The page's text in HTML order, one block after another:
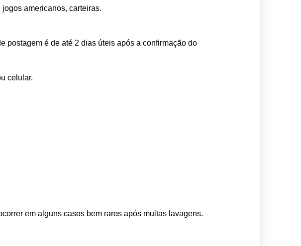
americanos, carteiras.
postagem é de até 2 dias úteis após a confirmação do
celular.
em alguns casos bem raros após muitas lavagens.